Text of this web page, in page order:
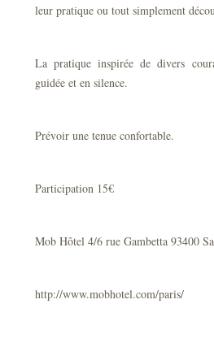
leur pratique ou tout simplement
La pratique inspirée de divers
guidée et en silence.
Prévoir une tenue confortable.
Participation 15€
Mob Hôtel 4/6 rue Gambetta 93400
http://www.mobhotel.com/paris/